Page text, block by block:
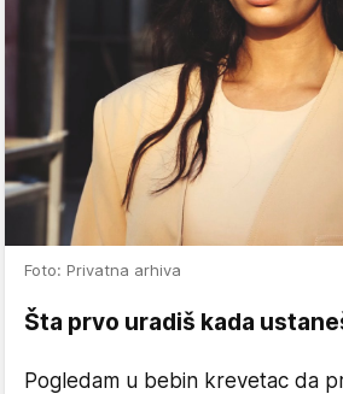
Foto: Privatna arhiva
Šta prvo uradiš kada
Pogledam u bebin krevetac da